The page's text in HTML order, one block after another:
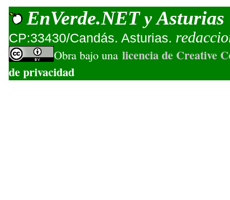
EnVerde.NETyAsturias
CP:33430/Candás. Asturias.
Obra bajo una licencia de Creative
de privacidad